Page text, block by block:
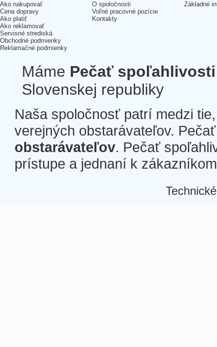
Ako nakupovať
Cena dopravy
Ako platiť
Ako reklamovať
Servisné strediská
Obchodné podmienky
Reklamačné podmienky
O spoločnosti
Voľné pracovné pozície
Kontakty
Základné
Máme Pečať spoľahlivosti
Slovenskej republiky
Naša spoločnosť patrí medzi
verejných obstarávateľov.
obstarávateľov. Pečať
prístupe a jednaní k